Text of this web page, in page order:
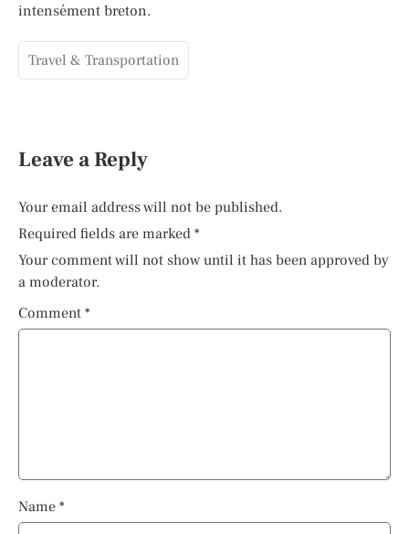
intensément breton.
Travel & Transportation
Leave a Reply
Your email address will not be published.
Required fields are marked *
Your comment will not show until it has been approved by
a moderator.
Comment *
Name *